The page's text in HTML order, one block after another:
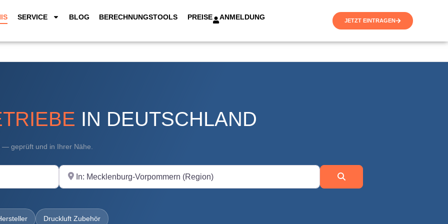
SERVICE BLOG BERECHNUNGSTOOLS PREISE ANMELDUNG JETZT EINTRAGEN
IN DEUTSCHLAND
— geprüft und in Ihrer Nähe.
In der Nähe
Druckluft Zubehör